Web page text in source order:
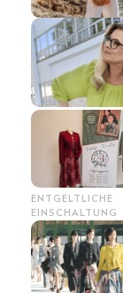
ENTGELTLICHE
EINSCHALTUNG